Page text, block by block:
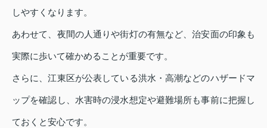
しやすくなります。
あわせて、夜間の人通りや街灯の有無など、治安面の印象も
実際に歩いて確かめることが重要です。
さらに、江東区が公表している洪水・高潮などのハザードマ
ップを確認し、水害時の浸水想定や避難場所も事前に把握し
ておくと安心です。